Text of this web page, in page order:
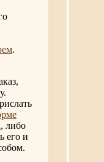
.
, либо
его и